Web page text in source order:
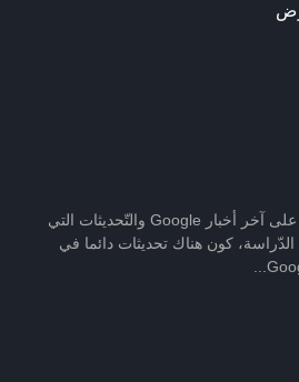
هل تريد/ين البقاء على اطّلاع على آخر أخبار Google والتّحديثات التي
كون هناك تحديثات دائما في